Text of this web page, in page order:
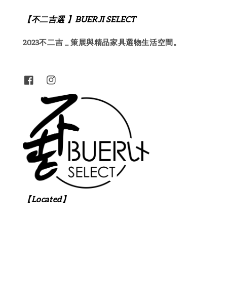
【不二吉選 】BUERJI SELECT
2023不二吉 _ 策展與精品家具選物生活空間。
【Located】